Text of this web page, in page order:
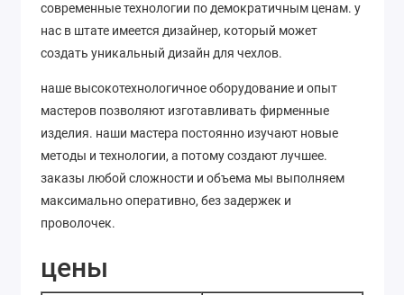
современные технологии по демократичным ценам. у
нас в штате имеется дизайнер, который может
создать уникальный дизайн для чехлов.
наше высокотехнологичное оборудование и опыт
мастеров позволяют изготавливать фирменные
изделия. наши мастера постоянно изучают новые
методы и технологии, а потому создают лучшее.
заказы любой сложности и объема мы выполняем
максимально оперативно, без задержек и
проволочек.
цены